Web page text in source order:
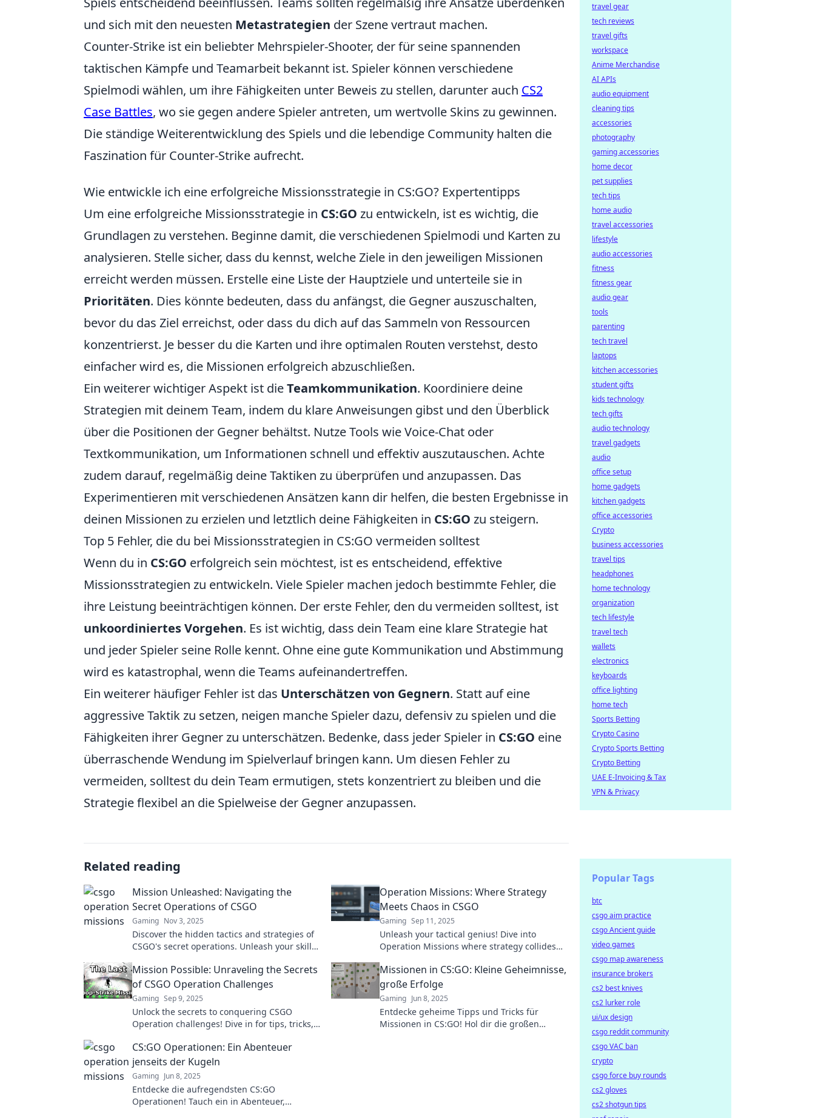
und sich mit den neuesten Metastrategien der Szene vertraut machen.
Counter-Strike ist ein beliebter Mehrspieler-Shooter, der für seine spannenden
taktischen Kämpfe und Teamarbeit bekannt ist. Spieler können verschiedene
Spielmodi wählen, um ihre Fähigkeiten unter Beweis zu stellen, darunter auch CS2
Case Battles, wo sie gegen andere Spieler antreten, um wertvolle Skins zu gewinnen.
Die ständige Weiterentwicklung des Spiels und die lebendige Community halten die
Faszination für Counter-Strike aufrecht.
Wie entwickle ich eine erfolgreiche Missionsstrategie in CS:GO? Expertentipps
Um eine erfolgreiche Missionsstrategie in CS:GO zu entwickeln, ist es wichtig, die
Grundlagen zu verstehen. Beginne damit, die verschiedenen Spielmodi und Karten zu
analysieren. Stelle sicher, dass du kennst, welche Ziele in den jeweiligen Missionen
erreicht werden müssen. Erstelle eine Liste der Hauptziele und unterteile sie in
Prioritäten. Dies könnte bedeuten, dass du anfängst, die Gegner auszuschalten,
bevor du das Ziel erreichst, oder dass du dich auf das Sammeln von Ressourcen
konzentrierst. Je besser du die Karten und ihre optimalen Routen verstehst, desto
einfacher wird es, die Missionen erfolgreich abzuschließen.
Ein weiterer wichtiger Aspekt ist dieTeamkommunikation. Koordiniere deine
Strategien mit deinem Team, indem du klare Anweisungen gibst und den Überblick
über die Positionen der Gegner behältst. Nutze Tools wie Voice-Chat oder
Textkommunikation, um Informationen schnell und effektiv auszutauschen. Achte
zudem darauf, regelmäßig deine Taktiken zu überprüfen und anzupassen. Das
Experimentieren mit verschiedenen Ansätzen kann dir helfen, die besten Ergebnisse in
deinen Missionen zu erzielen und letztlich deine Fähigkeiten in CS:GO zu steigern.
Top 5 Fehler, die du bei Missionsstrategien in CS:GO vermeiden solltest
Wenn du in CS:GO erfolgreich sein möchtest, ist es entscheidend, effektive
Missionsstrategien zu entwickeln. Viele Spieler machen jedoch bestimmte Fehler, die
ihre Leistung beeinträchtigen können. Der erste Fehler, den du vermeiden solltest, ist
unkoordiniertes Vorgehen. Es ist wichtig, dass dein Team eine klare Strategie hat
und jeder Spieler seine Rolle kennt. Ohne eine gute Kommunikation und Abstimmung
wird es katastrophal, wenn die Teams aufeinandertreffen.
Ein weiterer häufiger Fehler ist das Unterschätzen von Gegnern. Statt auf eine
aggressive Taktik zu setzen, neigen manche Spieler dazu, defensiv zu spielen und die
Fähigkeiten ihrer Gegner zu unterschätzen. Bedenke, dass jeder Spieler in CS:GO eine
überraschende Wendung im Spielverlauf bringen kann. Um diesen Fehler zu
vermeiden, solltest du dein Team ermutigen, stets konzentriert zu bleiben und die
Strategie flexibel an die Spielweise der Gegner anzupassen.
Related reading
Mission Unleashed: Navigating the
Secret Operations of CSGO
Gaming Nov 3, 2025
Discover the hidden tactics and strategies of
CSGO's secret operations. Unleash your skills
before!
Operation Missions: Where Strategy
Meets Chaos in CSGO
Gaming Sep 11, 2025
Unleash your tactical genius! Dive into
Operation Missions where strategy collides
Mission Possible: Unraveling the Secrets
of CSGO Operation Challenges
Gaming Sep 9, 2025
Unlock the secrets to conquering CSGO
Operation challenges! Dive in for tips, tricks,
Missionen in CS:GO: Kleine Geheimnisse,
große Erfolge
Gaming Jun 8, 2025
Entdecke geheime Tipps und Tricks für
Missionen in CS:GO! Hol dir die großen
CS:GO Operationen: Ein Abenteuer
jenseits der Kugeln
Gaming Jun 8, 2025
Entdecke die aufregendsten CS:GO
Operationen! Tauch ein in Abenteuer,
travel gear
tech reviews
travel gifts
workspace
Anime Merchandise
AI APIs
audio equipment
cleaning tips
accessories
photography
gaming accessories
home decor
pet supplies
tech tips
home audio
travel accessories
lifestyle
audio accessories
fitness
fitness gear
audio gear
tools
parenting
tech travel
laptops
kitchen accessories
student gifts
kids technology
tech gifts
audio technology
travel gadgets
audio
office setup
home gadgets
kitchen gadgets
office accessories
Crypto
business accessories
travel tips
headphones
home technology
organization
tech lifestyle
travel tech
wallets
electronics
keyboards
office lighting
home tech
Sports Betting
Crypto Casino
Crypto Sports Betting
Crypto Betting
UAE E-Invoicing & Tax
VPN & Privacy
Popular Tags
btc
csgo aim practice
csgo Ancient guide
video games
csgo map awareness
insurance brokers
cs2 best knives
cs2 lurker role
ui/ux design
csgo reddit community
csgo VAC ban
crypto
csgo force buy rounds
cs2 gloves
cs2 shotgun tips